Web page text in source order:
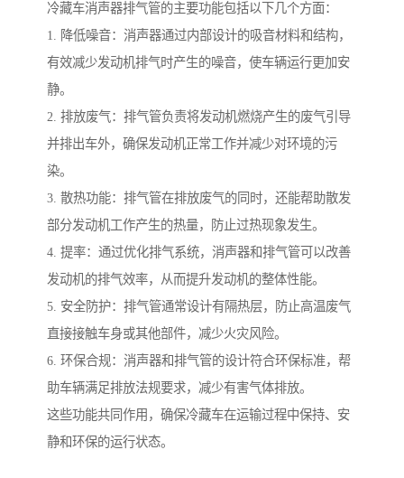
冷藏车消声器排气管的主要功能包括以下几个方面：
1. 降低噪音：消声器通过内部设计的吸音材料和结构，
有效减少发动机排气时产生的噪音，使车辆运行更加安
静。
2. 排放废气：排气管负责将发动机燃烧产生的废气引导
并排出车外，确保发动机正常工作并减少对环境的污
染。
3. 散热功能：排气管在排放废气的同时，还能帮助散发
部分发动机工作产生的热量，防止过热现象发生。
4. 提率：通过优化排气系统，消声器和排气管可以改善
发动机的排气效率，从而提升发动机的整体性能。
5. 安全防护：排气管通常设计有隔热层，防止高温废气
直接接触车身或其他部件，减少火灾风险。
6. 环保合规：消声器和排气管的设计符合环保标准，帮
助车辆满足排放法规要求，减少有害气体排放。
这些功能共同作用，确保冷藏车在运输过程中保持、安
静和环保的运行状态。